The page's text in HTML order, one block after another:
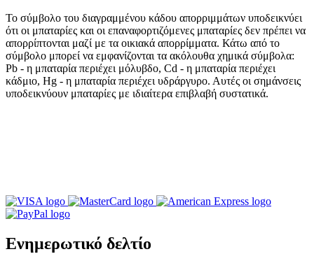
Το σύμβολο του διαγραμμένου κάδου απορριμμάτων υποδεικνύει
ότι οι μπαταρίες και οι επαναφορτιζόμενες μπαταρίες δεν πρέπει να
απορρίπτονται μαζί με τα οικιακά απορρίμματα. Κάτω από το
σύμβολο μπορεί να εμφανίζονται τα ακόλουθα χημικά σύμβολα:
Pb - η μπαταρία περιέχει μόλυβδο, Cd - η μπαταρία περιέχει
κάδμιο, Hg - η μπαταρία περιέχει υδράργυρο. Αυτές οι σημάνσεις
υποδεικνύουν μπαταρίες με ιδιαίτερα επιβλαβή συστατικά.
Ενημερωτικό δελτίο